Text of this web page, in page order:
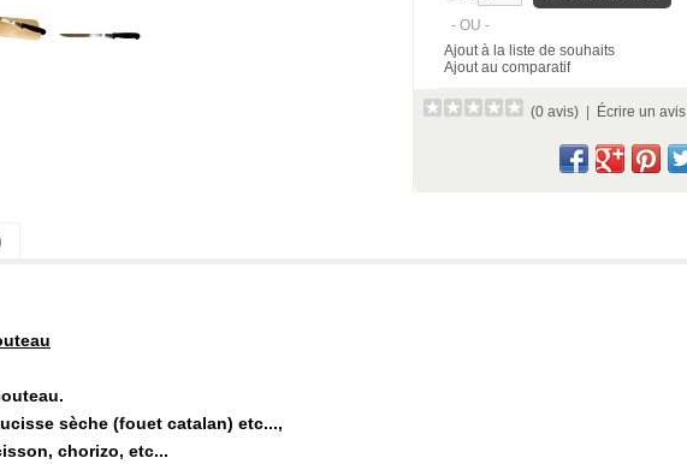
- OU -
Ajout à la liste de souhaits
Ajout au comparatif
(0 avis) Écrire un avis
sèche (fouet catalan) etc...,
chorizo, etc...